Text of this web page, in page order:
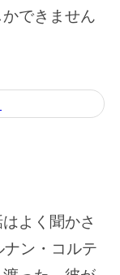
できません
よく聞かさ
ン・コルテ